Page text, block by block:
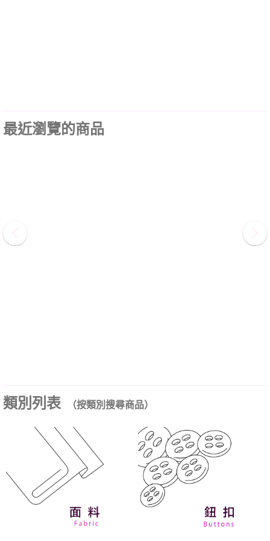
最近瀏覽的商品
類別列表 （按類別搜尋商品）